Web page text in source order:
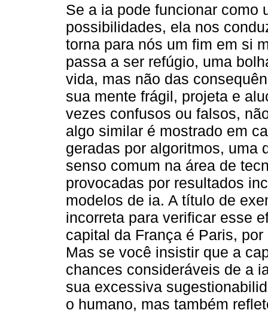
Se a ia pode funcionar como
possibilidades, ela nos
torna para nós um fim em si
passa a ser refúgio, uma
vida, mas não das
sua mente frágil, projeta e
vezes confusos ou falsos,
algo similar é mostrado em
geradas por algoritmos, uma
senso comum na área de
provocadas por resultados
modelos de ia. A título de
incorreta para verificar esse
capital da França é Paris,
Mas se você insistir que a
chances consideráveis de a
sua excessiva
o humano, mas também